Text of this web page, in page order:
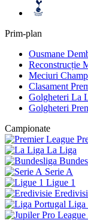
Prim-plan
Ousmane
Reconstrucție
Meciuri
Clasament
Golgheteri La
Golgheteri
Campionate
La Liga
Serie A
Ligue 1
Liga